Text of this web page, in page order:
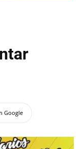
Google